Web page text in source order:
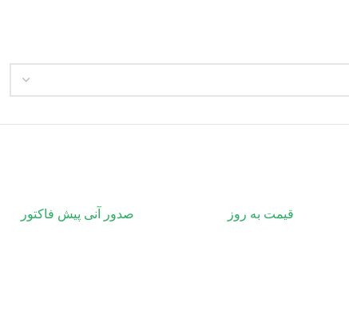
صدور آنی پیش فاکتور قیمت به روز